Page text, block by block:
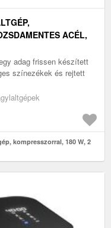
ACÉL,
adag frissen készített
színezékek és rejtett
kompresszorral, 180 W, 2